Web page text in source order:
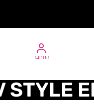
התחבר
STYLE